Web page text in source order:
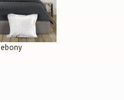
ebony